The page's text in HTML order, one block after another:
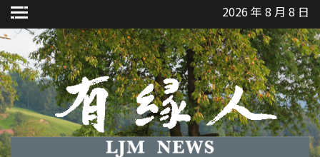
Skip
to
content
2026 年 8 月 8 日